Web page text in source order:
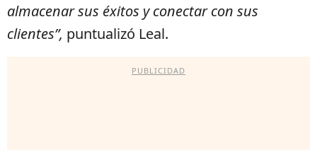
almacenar sus éxitos y conectar con sus
clientes”, puntualizó Leal.
PUBLICIDAD